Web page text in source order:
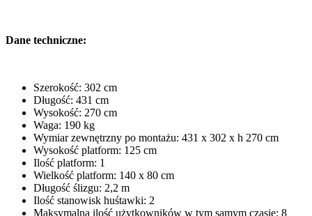
Dane techniczne:
Szerokość: 302 cm
Długość: 431 cm
Wysokość: 270 cm
Waga: 190 kg
Wymiar zewnętrzny po montażu: 431 x 302 x h 270 cm
Wysokość platform: 125 cm
Ilość platform: 1
Wielkość platform: 140 x 80 cm
Długość ślizgu: 2,2 m
Ilość stanowisk huśtawki: 2
Maksymalna ilość użytkowników w tym samym czasie: 8